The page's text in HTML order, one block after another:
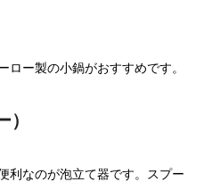
ー製の小鍋がおすすめです。
利なのが泡立て器です。スプー